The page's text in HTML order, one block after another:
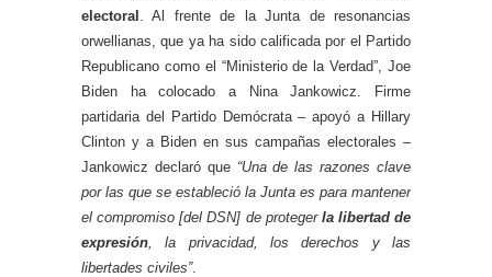
electoral
. Al frente de la Junta de resonancias
orwellianas, que ya ha sido calificada por el Partido
Republicano como el “Ministerio de la Verdad”, Joe
Biden ha colocado a Nina Jankowicz. Firme
partidaria del Partido Demócrata – apoyó a Hillary
Clinton y a Biden en sus campañas electorales –
Jankowicz declaró que “Una de las razones clave
por las que se estableció la Junta es para mantener
el compromiso [del DSN] de proteger la libertad de
expresión , la privacidad, los derechos y las
libertades civiles”.